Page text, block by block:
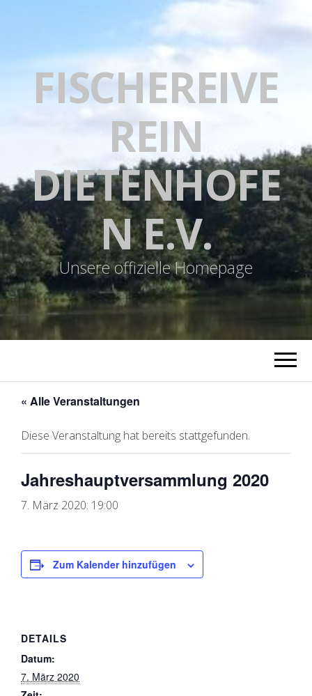
FISCHEREIVE
REIN
DIETENHOFE
N E.V.
Unsere offizielle Homepage
« Alle Veranstaltungen
Diese Veranstaltung hat bereits stattgefunden.
Jahreshauptversammlung 2020
7. März 2020: 19:00
Zum Kalender hinzufügen
DETAILS
Datum:
7. März 2020